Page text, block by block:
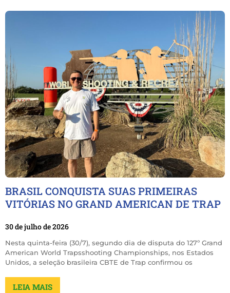
BRASIL CONQUISTA SUAS PRIMEIRAS
VITÓRIAS NO GRAND AMERICAN DE TRAP
30 de julho de 2026
Nesta quinta-feira (30/7), segundo dia de disputa do 127º Grand
American World Trapsshooting Championships, nos Estados
Unidos, a seleção brasileira CBTE de Trap confirmou os
LEIA MAIS